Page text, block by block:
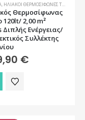
ΗΛΙΑΚΟΊ ΘΕΡΜΟΣΊΦΩΝΕΣ ΤΑΡΆΤΣΑΣ
Θερμοσίφωνας
120lt/ 2,00 m²
Διπλής Ενέργειας/
Συλλέκτης
€